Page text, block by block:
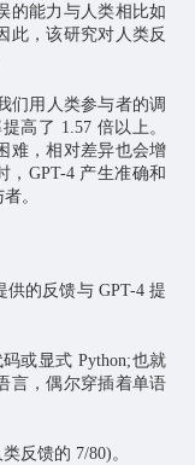
的能力与人类相比如
此，该研究对人类反
们用人类参与者的调
高了 1.57 倍以上。
难，相对差异也会增
GPT-4 产生准确和
。
的反馈与 GPT-4 提
或显式 Python;也就
言，偶尔穿插着单语
反馈的 7/80)。